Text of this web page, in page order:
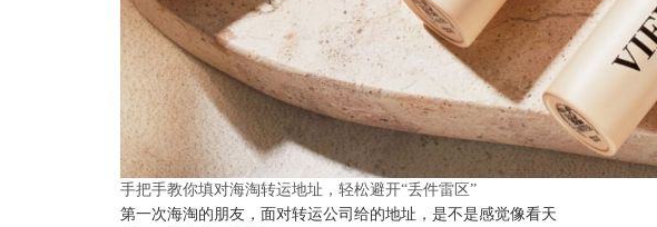
手把手教你填对海淘转运地址，轻松避开“丢件雷区”
第一次海淘的朋友，面对转运公司给的地址，是不是感觉像看天